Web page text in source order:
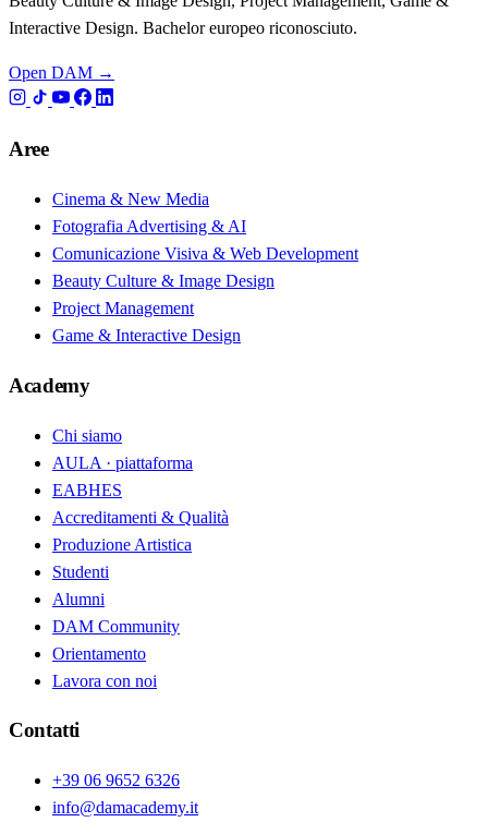
Interactive Design. Bachelor europeo riconosciuto.
Open DAM →
Aree
Cinema & New Media
Fotografia Advertising & AI
Comunicazione Visiva & Web Development
Beauty Culture & Image Design
Project Management
Game & Interactive Design
Academy
Chi siamo
AULA · piattaforma
EABHES
Accreditamenti & Qualità
Produzione Artistica
Studenti
Alumni
DAM Community
Orientamento
Lavora con noi
Contatti
+39 06 9652 6326
info@damacademy.it